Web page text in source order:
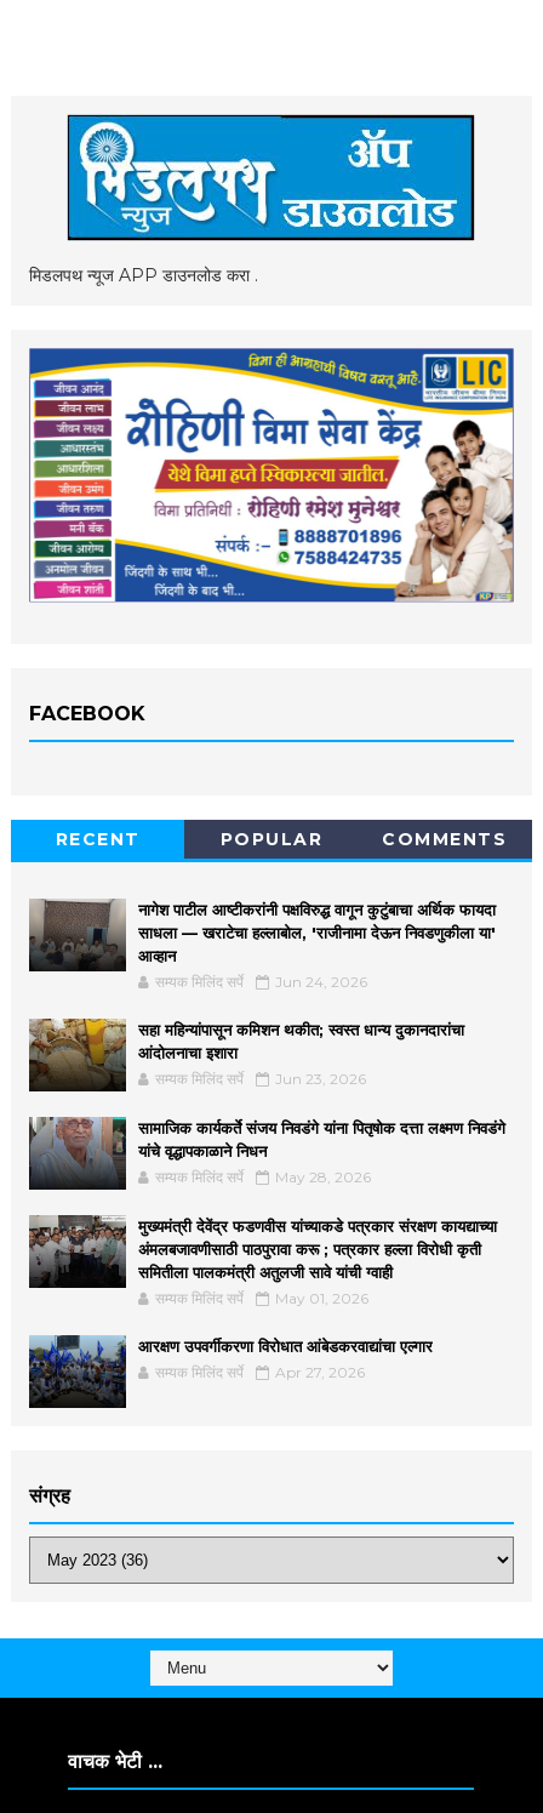
मिडलपथ न्यूज APP डाउनलोड करा .
FACEBOOK
RECENT POPULAR COMMENTS
नागेश पाटील आष्टीकरांनी पक्षविरुद्ध वागून कुटुंबाचा अर्थिक फायदा
साधला — खराटेचा हल्लाबोल, 'राजीनामा देऊन निवडणुकीला या'
आव्हान
सम्यक मिलिंद सर्पे Jun 24, 2026
सहा महिन्यांपासून कमिशन थकीत; स्वस्त धान्य दुकानदारांचा
आंदोलनाचा इशारा
सम्यक मिलिंद सर्पे Jun 23, 2026
सामाजिक कार्यकर्ते संजय निवडंगे यांना पितृषोक दत्ता लक्ष्मण निवडंगे
यांचे वृद्धापकाळाने निधन
सम्यक मिलिंद सर्पे May 28, 2026
मुख्यमंत्री देवेंद्र फडणवीस यांच्याकडे पत्रकार संरक्षण कायद्याच्या
अंमलबजावणीसाठी पाठपुरावा करू ; पत्रकार हल्ला विरोधी कृती
समितीला पालकमंत्री अतुलजी सावे यांची ग्वाही
सम्यक मिलिंद सर्पे May 01, 2026
आरक्षण उपवर्गीकरणा विरोधात आंबेडकरवाद्यांचा एल्गार
सम्यक मिलिंद सर्पे Apr 27, 2026
संग्रह
वाचक भेटी ...